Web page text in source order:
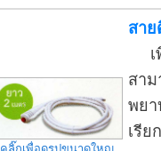
สา
เพื่
สาม
พยา
เรีย